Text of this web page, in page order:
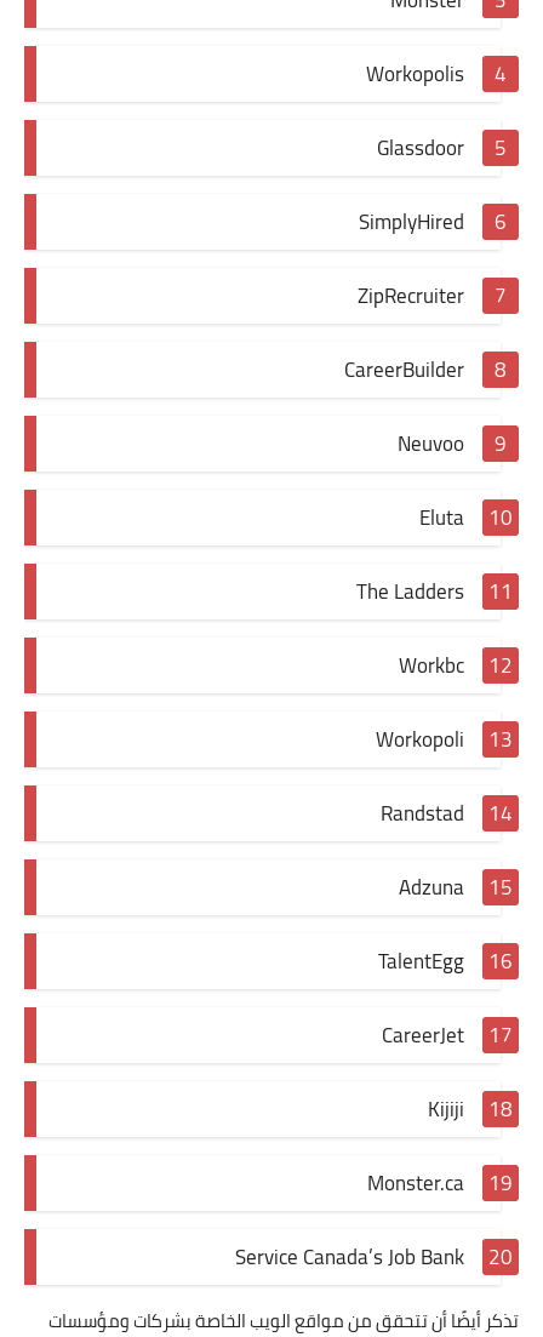
Workopolis
Glassdoor
SimplyHired
ZipRecruiter
CareerBuilder
Neuvoo
Eluta
The Ladders
Workbc
Workopoli
Randstad
Adzuna
TalentEgg
CareerJet
Kijiji
Monster.ca
Service Canada’s Job Bank
تذكر أيضًا أن تتحقق من مواقع الويب الخاصة بشركات ومؤسسات